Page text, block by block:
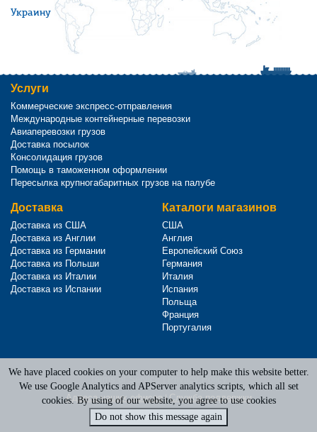
Украину
Услуги
Коммерческие экспресс-отправления
Международные контейнерные перевозки
Авиаперевозки грузов
Доставка посылок
Консолидация грузов
Помощь в таможенном оформлении
Пересылка крупногабаритных грузов на палубе
Доставка
Доставка из США
Доставка из Англии
Доставка из Германии
Доставка из Польши
Доставка из Италии
Доставка из Испании
Каталоги магазинов
США
Англия
Европейский Союз
Германия
Италия
Испания
Польща
Франция
Португалия
Terms of Service
Privacy Policy
Адреса наших офисов|Служба поддержки
We have placed cookies on your computer to help make this website better.
We use Google Analytics and APServer analytics scripts, which all set
cookies. By using of our website, you agree to use cookies
Do not show this message again